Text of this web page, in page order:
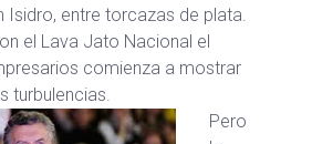
Isidro, entre torcazas de plata.
el Lava Jato Nacional el
comienza a mostrar
turbulencias.
Pero